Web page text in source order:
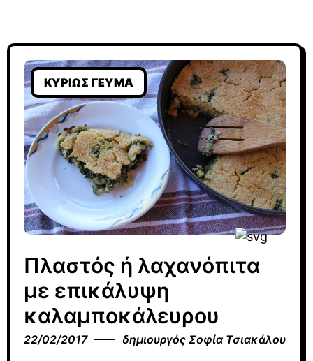
ΚΥΡΊΩΣ ΓΕΎΜΑ
Πλαστός ή λαχανόπιτα
με επικάλυψη
καλαμποκάλευρου
22/02/2017 δημιουργός Σοφία Τσιακάλου